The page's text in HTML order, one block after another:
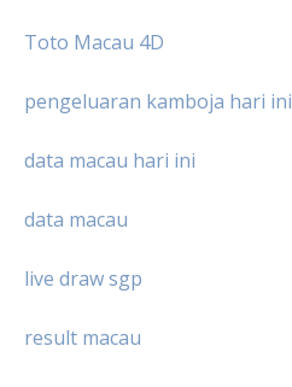
Toto Macau 4D
pengeluaran kamboja hari ini
data macau hari ini
data macau
live draw sgp
result macau